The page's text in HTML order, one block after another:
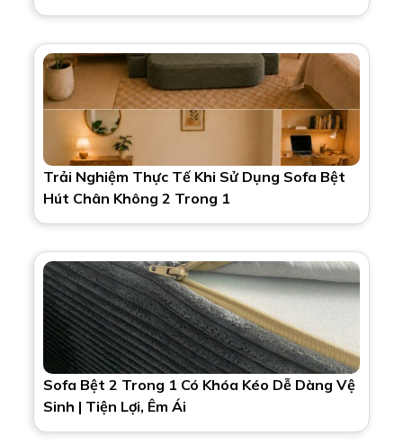
Trải Nghiệm Thực Tế Khi Sử Dụng Sofa Bệt
Hút Chân Không 2 Trong 1
Sofa Bệt 2 Trong 1 Có Khóa Kéo Dễ Dàng Vệ
Sinh | Tiện Lợi, Êm Ái